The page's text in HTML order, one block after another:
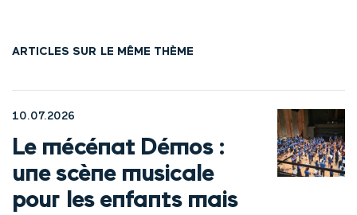
ARTICLES SUR LE MÊME THÈME
10.07.2026
Le mécénat Démos :
une scène musicale
pour les enfants mais